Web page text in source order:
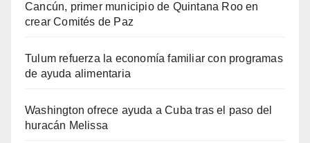
Cancún, primer municipio de Quintana Roo en
crear Comités de Paz
Tulum refuerza la economía familiar con programas
de ayuda alimentaria
Washington ofrece ayuda a Cuba tras el paso del
huracán Melissa